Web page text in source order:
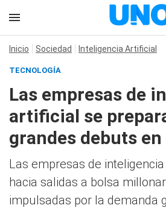
Inicio Sociedad Inteligencia Artificial
TECNOLOGÍA
Las empresas de
artificial se
grandes debuts
Las empresas de
hacia salidas a bolsa
impulsadas por la demanda